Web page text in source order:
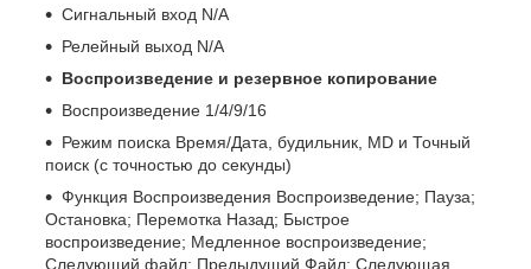
Сигнальный вход N/A
Релейный выход N/A
Воспроизведение и резервное копирование
Воспроизведение 1/4/9/16
Режим поиска Время/Дата, будильник, MD и Точный
поиск (с точностью до секунды)
Функция Воспроизведения Воспроизведение; Пауза;
Остановка; Перемотка Назад; Быстрое
воспроизведение; Медленное воспроизведение;
Следующий файл; Предыдущий Файл; Следующая